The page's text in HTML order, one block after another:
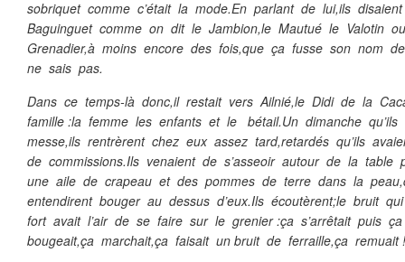
sobriquet comme c’était la mode.En parlant de lui,ils
Baguinguet comme on dit le Jambion,le Mautué le Valotin
Grenadier,à moins encore des fois,que ça fusse son nom
ne sais pas.
Dans ce temps-là donc,il restait vers Ailnié,le Didi de la
famille :la femme les enfants et le bétail.Un dimanche
messe,ils rentrèrent chez eux assez tard,retardés qu’ils
de commissions.Ils venaient de s’asseoir autour de la table
une aile de crapeau et des pommes de terre dans la
entendirent bouger au dessus d’eux.Ils écoutèrent;le bruit
fort avait l’air de se faire sur le grenier :ça s’arrêtait puis
bougeait,ça marchait,ça faisait un bruit de ferraille,ça remuait